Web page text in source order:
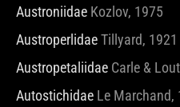
Austroniidae Kozlov, 1975
AustroperlidaeTillyard, 1921
Austropetaliidae Carle &
Autostichidae Le Marchand,